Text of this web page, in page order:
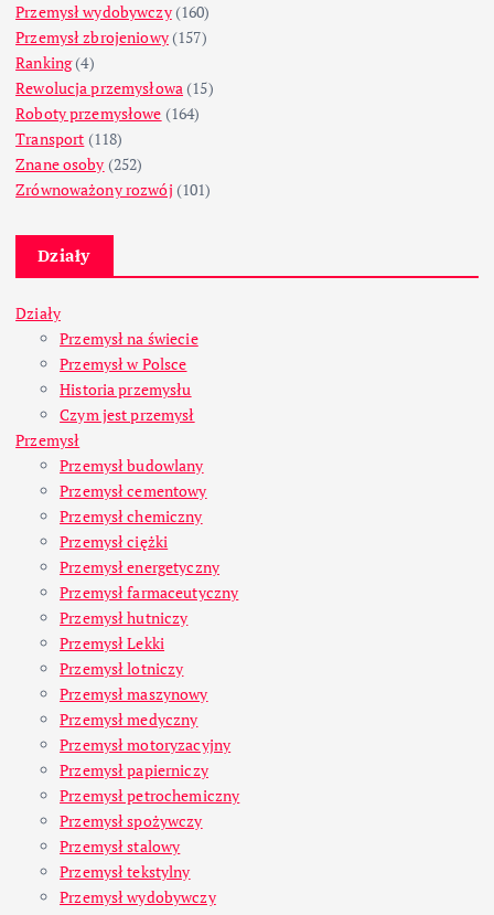
Przemysł wydobywczy(160)
Przemysł zbrojeniowy(157)
Ranking(4)
Rewolucja przemysłowa (15)
Roboty przemysłowe (164)
Transport (118)
Znane osoby (252)
Zrównoważony rozwój (101)
Działy
Działy
Przemysł na świecie
Przemysł w Polsce
Historia przemysłu
Czym jest przemysł
Przemysł
Przemysł budowlany
Przemysł cementowy
Przemysł chemiczny
Przemysł ciężki
Przemysł energetyczny
Przemysł farmaceutyczny
Przemysł hutniczy
Przemysł Lekki
Przemysł lotniczy
Przemysł maszynowy
Przemysł medyczny
Przemysł motoryzacyjny
Przemysł papierniczy
Przemysł petrochemiczny
Przemysł spożywczy
Przemysł stalowy
Przemysł tekstylny
Przemysł wydobywczy